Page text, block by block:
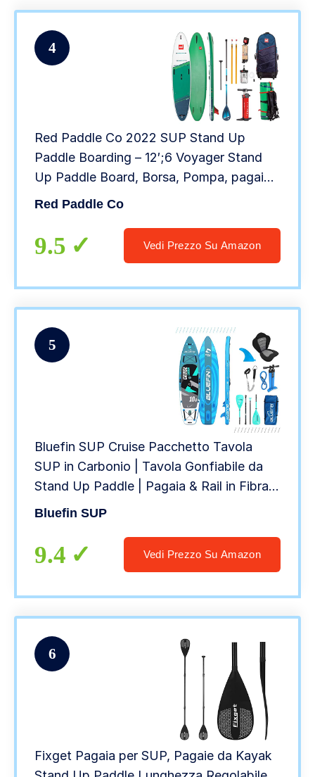
4
Red Paddle Co 2022 SUP Stand Up
Paddle Boarding – 12′;6 Voyager Stand
Up Paddle Board, Borsa, Pompa, pagaia
e guinzaglio/Cinghia
Red Paddle Co
9.5 Vedi Prezzo Su Amazon
5
Bluefin SUP Cruise Pacchetto Tavola
SUP in Carbonio | Tavola Gonfiabile da
Stand Up Paddle | Pagaia & Rail in Fibra
di Carbonio | Kit di Conversione Kayak |
Bluefin SUP
9.4 Vedi Prezzo Su Amazon
6
Fixget Pagaia per SUP, Pagaie da Kayak